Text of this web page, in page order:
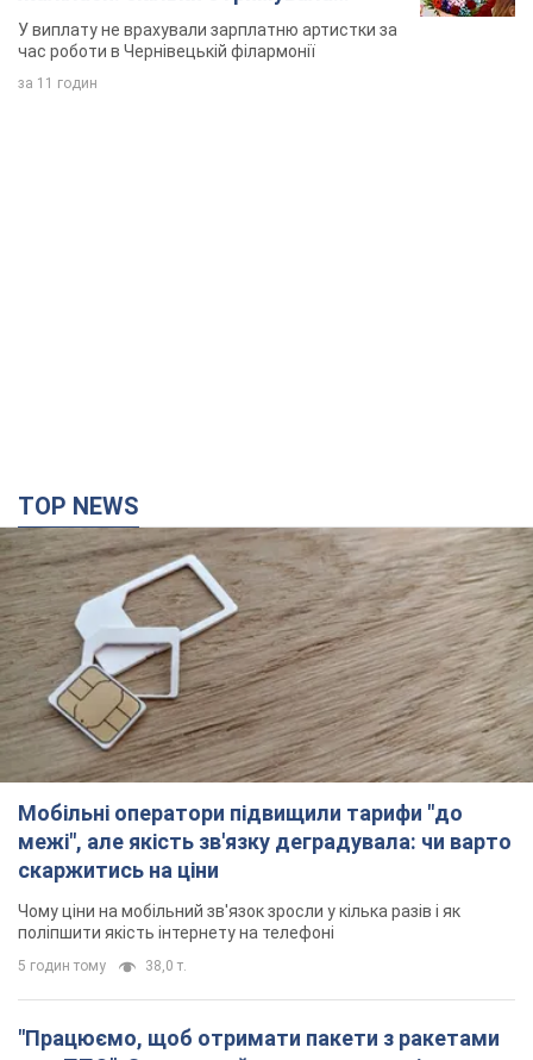
співачка
У виплату не врахували зарплатню артистки за
час роботи в Чернівецькій філармонії
за 11 годин
TOP NEWS
Мобільні оператори підвищили тарифи "до
межі", але якість зв'язку деградувала: чи варто
скаржитись на ціни
Чому ціни на мобільний зв'язок зросли у кілька разів і як
поліпшити якість інтернету на телефоні
5 годин тому 38,0 т.
"Працюємо, щоб отримати пакети з ракетами